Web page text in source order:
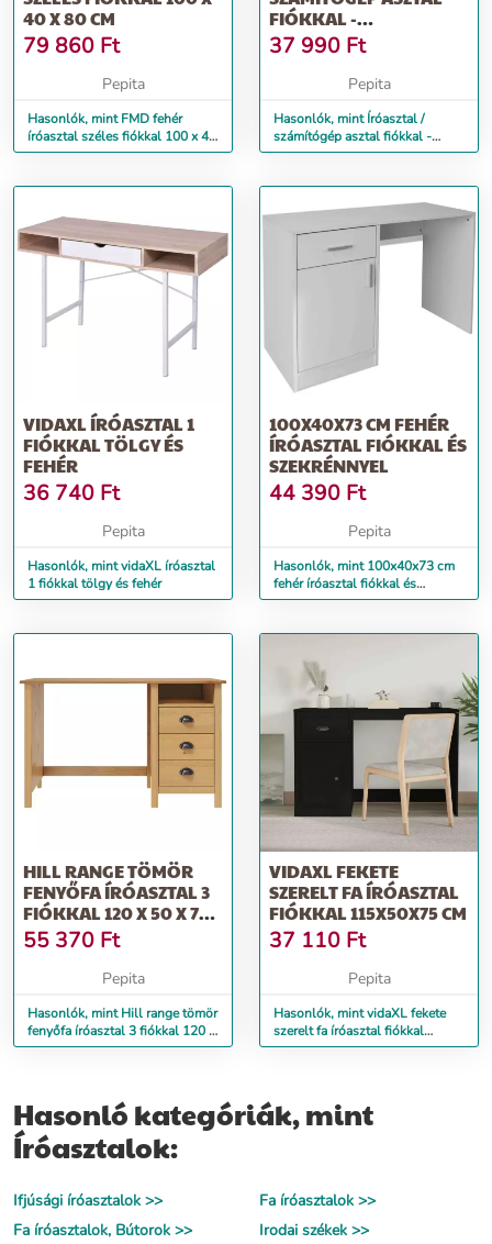
40 X 80 CM
79 860 Ft
Pepita
Hasonlók, mint FMD fehér
íróasztal széles fiókkal 100 x 40
x 80 cm
FIÓKKAL -
HOLZMEISTER - 98 CM -
FEHÉR
37 990 Ft
Pepita
Hasonlók, mint Íróasztal /
számítógép asztal fiókkal -
Holzmeister - 98 cm - fehér
VIDAXL ÍRÓASZTAL 1
FIÓKKAL TÖLGY ÉS
FEHÉR
36 740 Ft
Pepita
Hasonlók, mint vidaXL íróasztal
1 fiókkal tölgy és fehér
100X40X73 CM FEHÉR
ÍRÓASZTAL FIÓKKAL ÉS
SZEKRÉNNYEL
44 390 Ft
Pepita
Hasonlók, mint 100x40x73 cm
fehér íróasztal fiókkal és
szekrénnyel
HILL RANGE TÖMÖR
FENYŐFA ÍRÓASZTAL 3
FIÓKKAL 120 X 50 X 74
CM
55 370 Ft
Pepita
Hasonlók, mint Hill range tömör
fenyőfa íróasztal 3 fiókkal 120 x
50 x 74 cm
VIDAXL FEKETE
SZERELT FA ÍRÓASZTAL
FIÓKKAL 115X50X75 CM
37 110 Ft
Pepita
Hasonlók, mint vidaXL fekete
szerelt fa íróasztal fiókkal
115x50x75 cm
Hasonló kategóriák, mint
Íróasztalok:
Ifjúsági íróasztalok >>
Fa íróasztalok >>
Fa íróasztalok, Bútorok >>
Irodai székek >>